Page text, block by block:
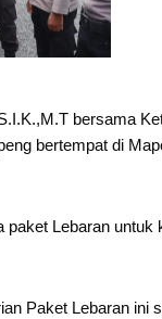
bersama
bertempat di
Lebaran untuk
Paket Lebaran ini